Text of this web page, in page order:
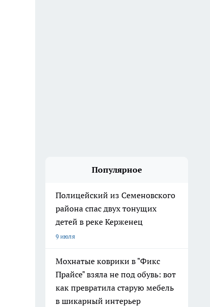
Популярное
Полицейский из Семеновского
района спас двух тонущих
детей в реке Керженец
9 июля
Мохнатые коврики в "Фикс
Прайсе" взяла не под обувь: вот
как превратила старую мебель
в шикарный интерьер